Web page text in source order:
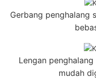
Gerbang penghalang
Lengan
mudah